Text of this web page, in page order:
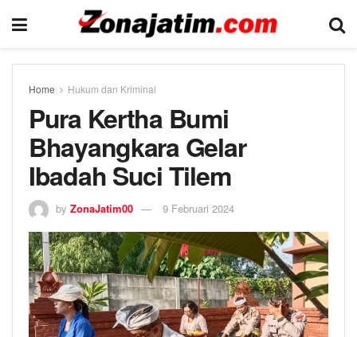
Home Hukum dan Kriminal
Pura Kertha Bumi
Bhayangkara Gelar
Ibadah Suci Tilem
by ZonaJatim00 9 Februari 2024